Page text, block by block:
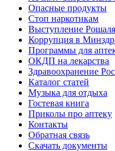
Опасные продукты
Стоп наркотикам
Выступление Рошаля
Коррупция в
Программы для
ОКДП на лекарства
Здравоохранение
Каталог статей
Музыка для отдыха
Гостевая книга
Приколы про аптеку
Контакты
Обратная связь
Скачать документы